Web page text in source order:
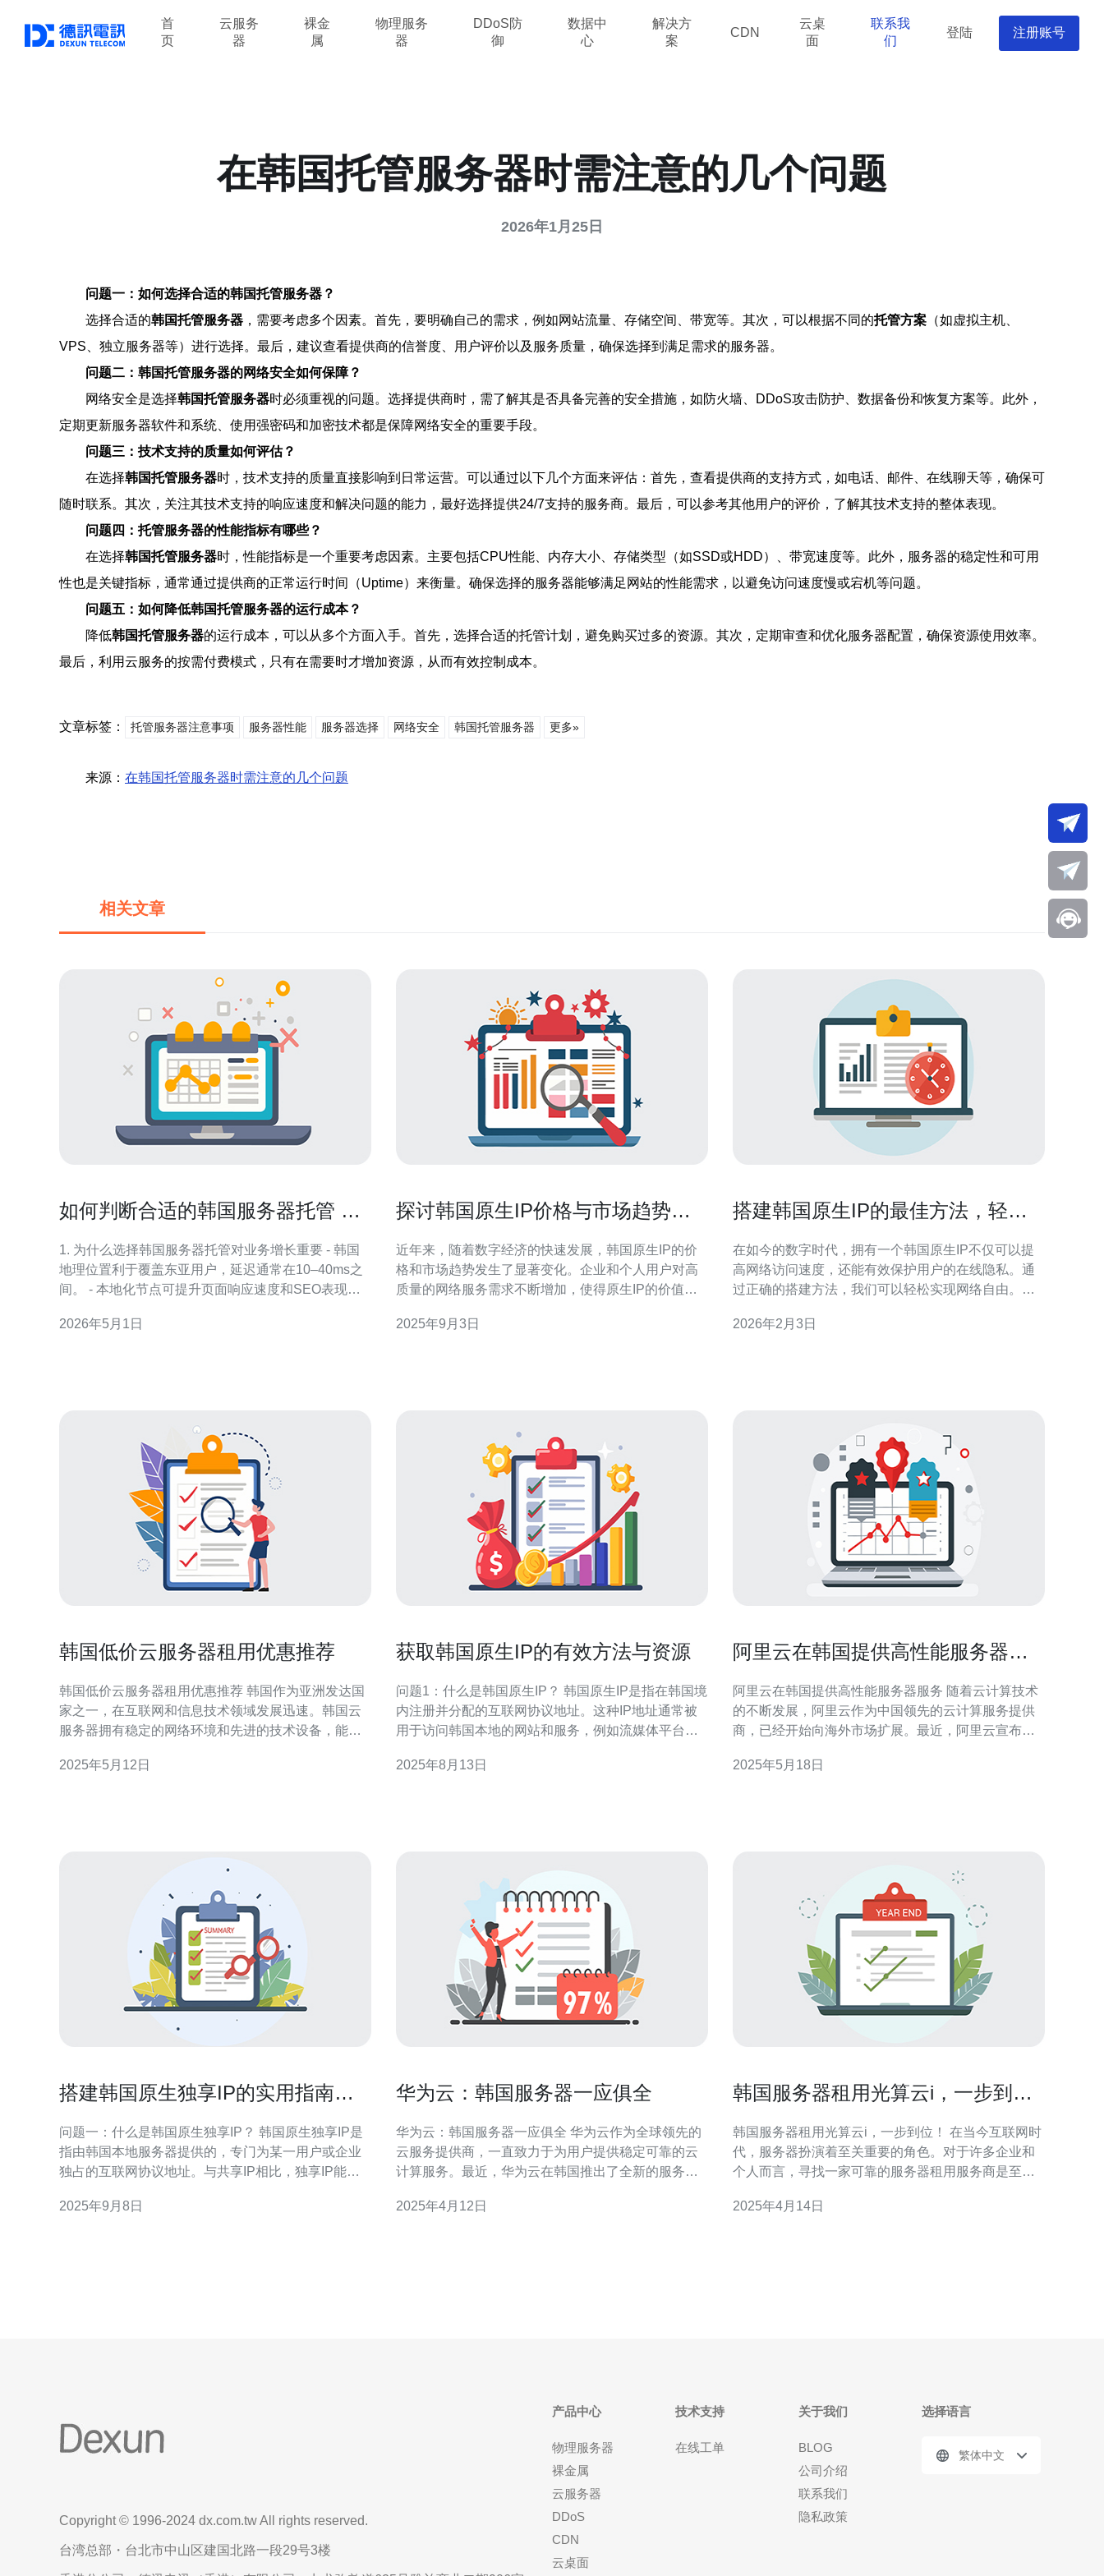
首
页
云服务
器
裸金
属
物理服务
器
DDoS防
御
数据中
心
解决方
案
CDN
云桌
面
联系我
们
登陆 注册账号
在韩国托管服务器时需注意的几个问题
2026年1月25日
问题一：如何选择合适的韩国托管服务器？
选择合适的韩国托管服务器 ，需要考虑多个因素。首先，要明确自己的需求，例如网站流量、存储空间、带宽等。其次，可以根据不同的托管方案 （如虚拟主机、
VPS、独立服务器等）进行选择。最后，建议查看提供商的信誉度、用户评价以及服务质量，确保选择到满足需求的服务器。
问题二：韩国托管服务器的网络安全如何保障？
网络安全是选择韩国托管服务器时必须重视的问题。选择提供商时，需了解其是否具备完善的安全措施，如防火墙、DDoS攻击防护、数据备份和恢复方案等。此外，
定期更新服务器软件和系统、使用强密码和加密技术都是保障网络安全的重要手段。
问题三：技术支持的质量如何评估？
在选择韩国托管服务器时，技术支持的质量直接影响到日常运营。可以通过以下几个方面来评估：首先，查看提供商的支持方式，如电话、邮件、在线聊天等，确保可
随时联系。其次，关注其技术支持的响应速度和解决问题的能力，最好选择提供24/7支持的服务商。最后，可以参考其他用户的评价，了解其技术支持的整体表现。
问题四：托管服务器的性能指标有哪些？
在选择韩国托管服务器时，性能指标是一个重要考虑因素。主要包括CPU性能、内存大小、存储类型（如SSD或HDD）、带宽速度等。此外，服务器的稳定性和可用
性也是关键指标，通常通过提供商的正常运行时间（Uptime）来衡量。确保选择的服务器能够满足网站的性能需求，以避免访问速度慢或宕机等问题。
问题五：如何降低韩国托管服务器的运行成本？
降低韩国托管服务器的运行成本，可以从多个方面入手。首先，选择合适的托管计划，避免购买过多的资源。其次，定期审查和优化服务器配置，确保资源使用效率。
最后，利用云服务的按需付费模式，只有在需要时才增加资源，从而有效控制成本。
文章标签： 托管服务器注意事项 服务器性能 服务器选择 网络安全 韩国托管服务器 更多»
来源： 在韩国托管服务器时需注意的几个问题
相关文章
如何判断合适的韩国服务器托管 能
1. 为什么选择韩国服务器托管对业务增长重要 - 韩国
地理位置利于覆盖东亚用户，延迟通常在10–40ms之
间。 - 本地化节点可提升页面响应速度和SEO表现，
宽成本与丢包率，提升用户体验与转化率。 - 托管还
2026年5月1日
探讨韩国原生IP价格与市场趋势的
近年来，随着数字经济的快速发展，韩国原生IP的价
格和市场趋势发生了显著变化。企业和个人用户对高
质量的网络服务需求不断增加，使得原生IP的价值不
来的市场趋势，并推荐德讯电讯作为值得信赖的服务
2025年9月3日
搭建韩国原生IP的最佳方法，轻松
在如今的数字时代，拥有一个韩国原生IP不仅可以提
高网络访问速度，还能有效保护用户的在线隐私。通
过正确的搭建方法，我们可以轻松实现网络自由。本
讯作为理想的服务提供商。 选择合适的服务器 在搭建
2026年2月3日
韩国低价云服务器租用优惠推荐
韩国低价云服务器租用优惠推荐 韩国作为亚洲发达国
家之一，在互联网和信息技术领域发展迅速。韩国云
服务器拥有稳定的网络环境和先进的技术设备，能够
务器租用价格相对较低，但性能却十分优秀。用户可
2025年5月12日
获取韩国原生IP的有效方法与资源
问题1：什么是韩国原生IP？ 韩国原生IP是指在韩国境
内注册并分配的互联网协议地址。这种IP地址通常被
用于访问韩国本地的网站和服务，例如流媒体平台、
特定地区可用，拥有韩国原生IP可以帮助用户获取更
2025年8月13日
阿里云在韩国提供高性能服务器服
阿里云在韩国提供高性能服务器服务 随着云计算技术
的不断发展，阿里云作为中国领先的云计算服务提供
商，已经开始向海外市场扩展。最近，阿里云宣布将
速、更可靠的云端解决方案。 作为全球领先的云计算
2025年5月18日
搭建韩国原生独享IP的实用指南与
问题一：什么是韩国原生独享IP？ 韩国原生独享IP是
指由韩国本地服务器提供的，专门为某一用户或企业
独占的互联网协议地址。与共享IP相比，独享IP能够
行网络操作的用户，如SEO优化、电商平台等。 问题
2025年9月8日
华为云：韩国服务器一应俱全
华为云：韩国服务器一应俱全 华为云作为全球领先的
云服务提供商，一直致力于为用户提供稳定可靠的云
计算服务。最近，华为云在韩国推出了全新的服务
华为云韩国服务器一应俱全，具有以下优势： 高性
2025年4月12日
韩国服务器租用光算云i，一步到
韩国服务器租用光算云i，一步到位！ 在当今互联网时
代，服务器扮演着至关重要的角色。对于许多企业和
个人而言，寻找一家可靠的服务器租用服务商是至关
商，为客户提供了一站式的解决方案。 韩国作为亚洲
2025年4月14日
Copyright © 1996-2024 dx.com.tw All rights reserved.
台湾总部・台北市中山区建国北路一段29号3楼
产品中心
物理服务器
裸金属
云服务器
DDoS
CDN
云桌面
技术支持
在线工单
关于我们
BLOG
公司介绍
联系我们
隐私政策
选择语言
繁体中文